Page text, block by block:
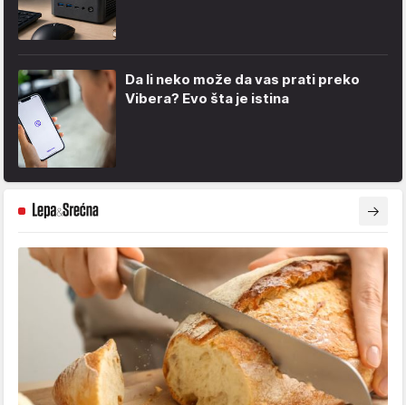
Da li neko može da vas prati preko
Vibera? Evo šta je istina